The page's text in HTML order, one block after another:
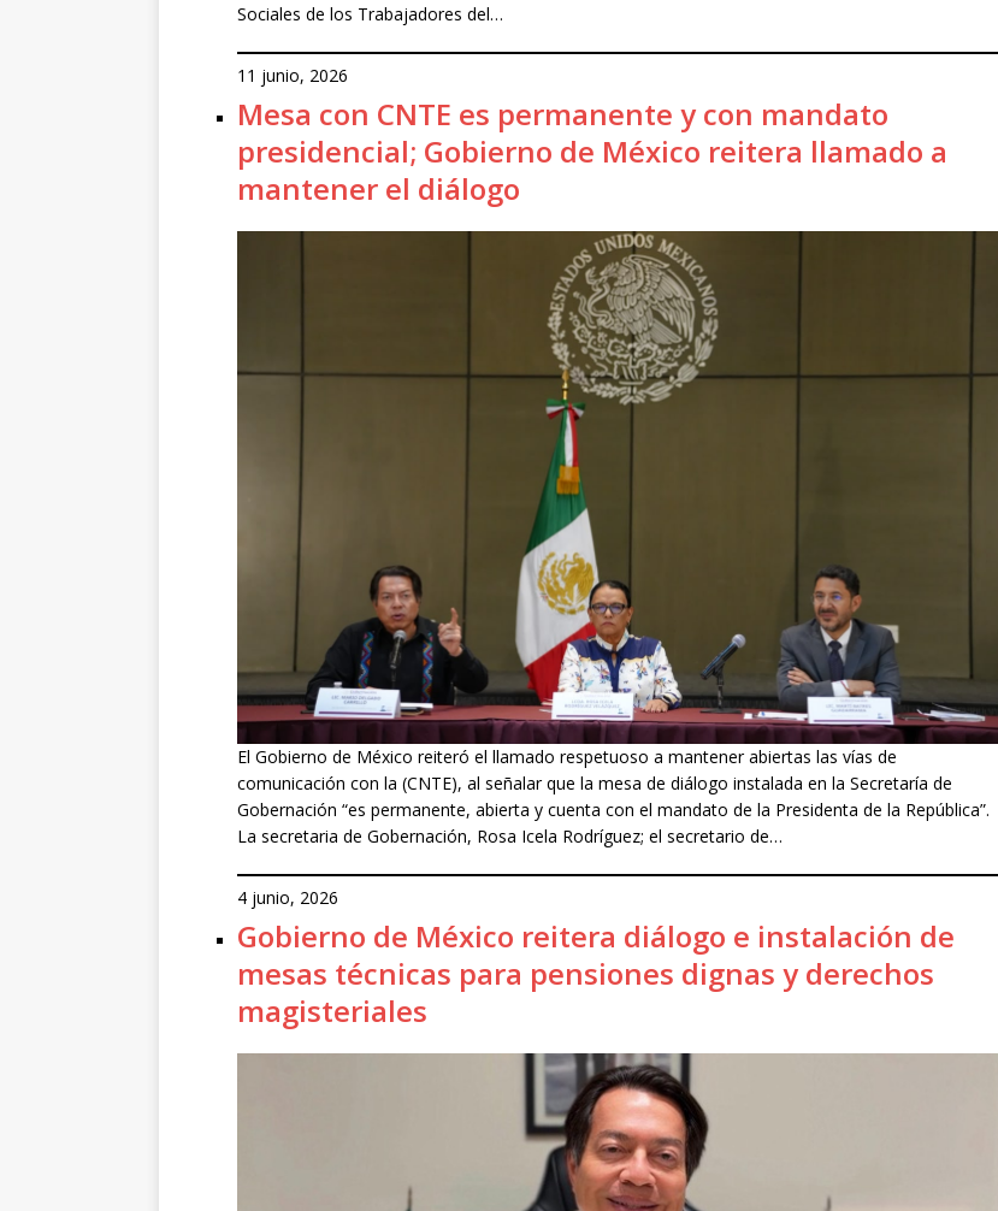
Sociales de los Trabajadores del…
11 junio, 2026
Mesa con CNTE es permanente y con mandato
presidencial; Gobierno de México reitera llamado a
mantener el diálogo
El Gobierno de México reiteró el llamado respetuoso a mantener abiertas las vías de
comunicación con la (CNTE), al señalar que la mesa de diálogo instalada en la Secretaría de
Gobernación “es permanente, abierta y cuenta con el mandato de la Presidenta de la República”.
La secretaria de Gobernación, Rosa Icela Rodríguez; el secretario de…
4 junio, 2026
Gobierno de México reitera diálogo e instalación de
mesas técnicas para pensiones dignas y derechos
magisteriales